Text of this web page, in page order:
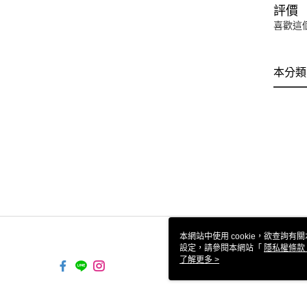
評價
喜歡這
本分
本網站中使用 cookie，欲查詢有
設定，請參閱本網站「 隱私權條款
使用 cookie。
了解更多 >